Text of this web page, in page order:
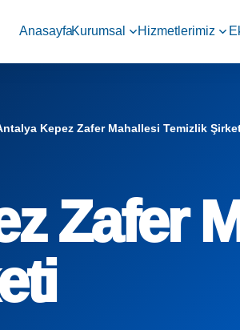
AnasayfaKurumsal Hizmetlerimiz
Kepez Zafer Mahallesi Temizlik
Zafer